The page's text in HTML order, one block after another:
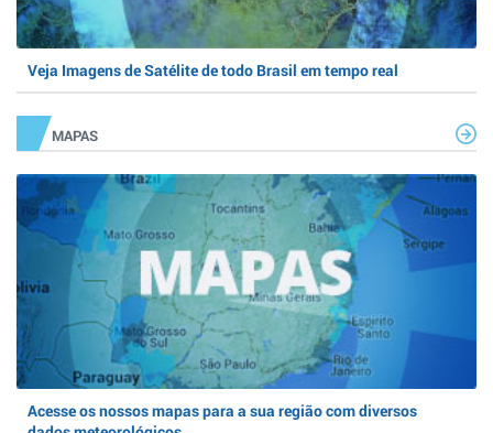
Veja Imagens de Satélite de todo Brasil em tempo real
MAPAS
Acesse os nossos mapas para a sua região com diversos